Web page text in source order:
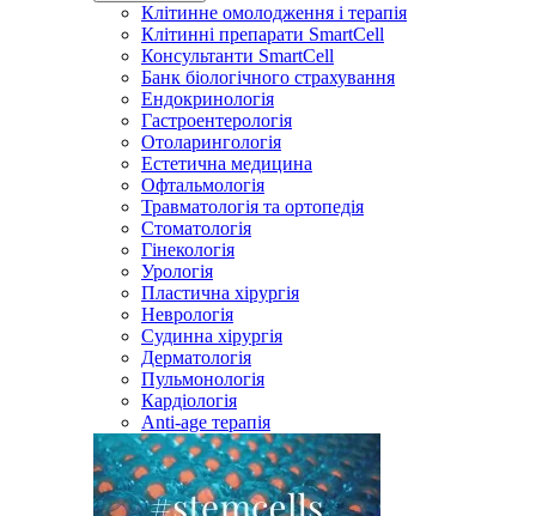
Клітинне омолодження і терапія
Клітинні препарати SmartCell
Консультанти SmartCell
Банк бiологiчного страхування
Ендокринологія
Гастроентерологія
Отоларингологія
Естетична медицина
Офтальмологія
Травматологія та ортопедія
Стоматологія
Гінекологія
Урологія
Пластична хірургія
Неврологія
Судинна хірургія
Дерматологія
Пульмонологія
Кардiологія
Anti-age терапія